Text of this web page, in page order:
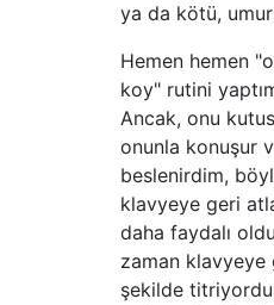
ya da kötü,
Hemen hemen
koy" rutini
Ancak, onu
onunla konuşur
beslenirdim,
klavyeye geri
daha faydalı
zaman
şekilde